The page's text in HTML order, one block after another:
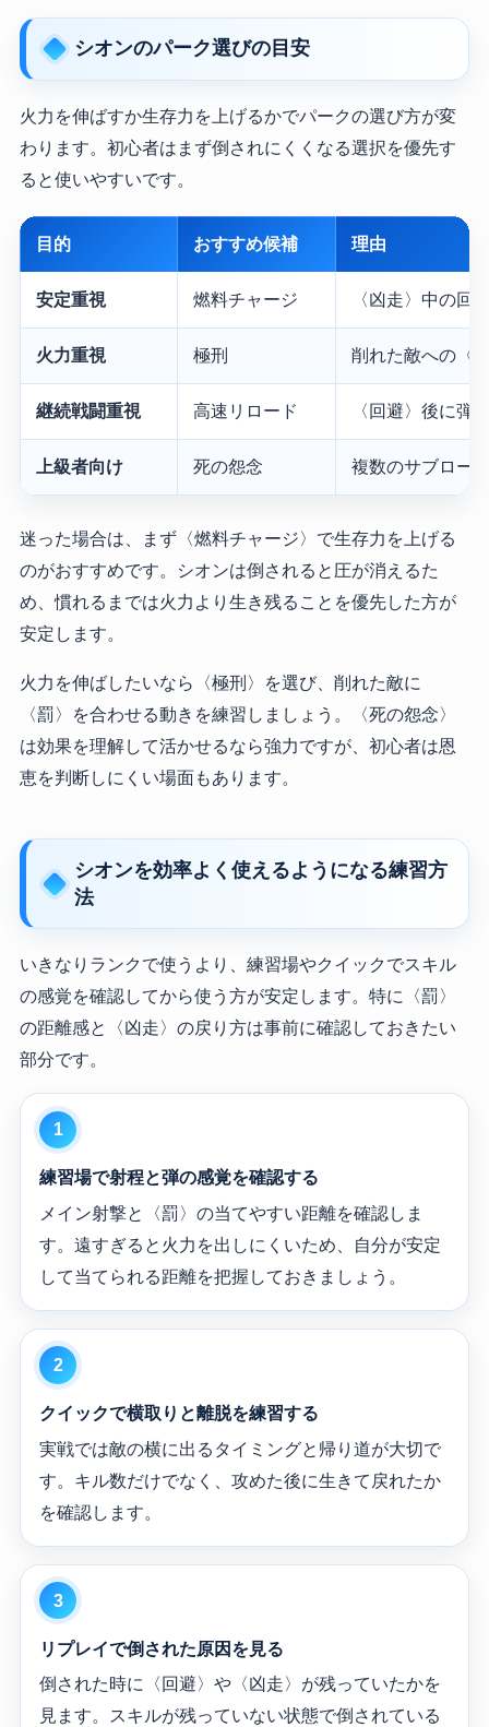
シオンのパーク選びの目安
火力を伸ばすか生存力を上げるかでパークの選び方が変
わります。初心者はまず倒されにくくなる選択を優先す
ると使いやすいです。
目的 おすすめ候補 理由
安定重視 燃料チャージ 〈凶走〉中の回
火力重視 極刑 削れた敵への〈
継続戦闘重視 高速リロード 〈回避〉後に弾
上級者向け 死の怨念 複数のサブロー
迷った場合は、まず〈燃料チャージ〉で生存力を上げる
のがおすすめです。シオンは倒されると圧が消えるた
め、慣れるまでは火力より生き残ることを優先した方が
安定します。
火力を伸ばしたいなら〈極刑〉を選び、削れた敵に
〈罰〉を合わせる動きを練習しましょう。〈死の怨念〉
は効果を理解して活かせるなら強力ですが、初心者は恩
恵を判断しにくい場面もあります。
シオンを効率よく使えるようになる練習方
法
いきなりランクで使うより、練習場やクイックでスキル
の感覚を確認してから使う方が安定します。特に〈罰〉
の距離感と〈凶走〉の戻り方は事前に確認しておきたい
部分です。
練習場で射程と弾の感覚を確認する
メイン射撃と〈罰〉の当てやすい距離を確認しま
す。遠すぎると火力を出しにくいため、自分が安定
して当てられる距離を把握しておきましょう。
クイックで横取りと離脱を練習する
実戦では敵の横に出るタイミングと帰り道が大切で
す。キル数だけでなく、攻めた後に生きて戻れたか
を確認します。
リプレイで倒された原因を見る
倒された時に〈回避〉や〈凶走〉が残っていたかを
見ます。スキルが残っていない状態で倒されている